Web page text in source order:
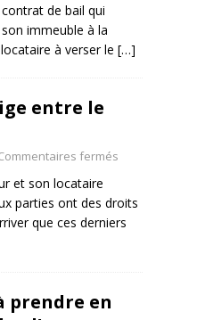
de bail qui
immeuble à la
à verser le […]
entre le
fermés
et son locataire
parties ont des droits
que ces derniers
prendre en